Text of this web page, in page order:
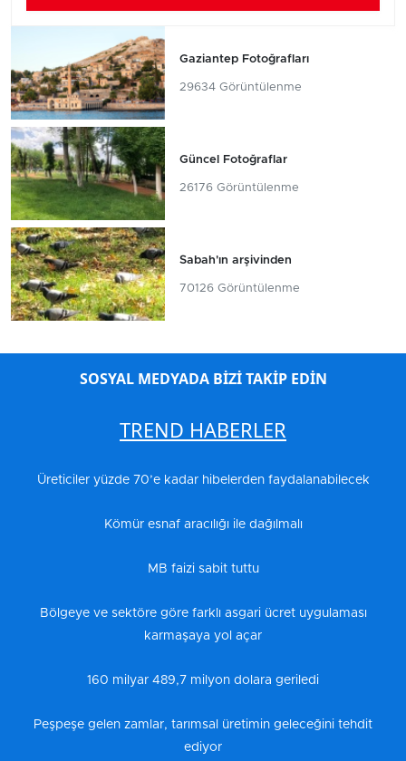
Gaziantep Fotoğrafları
29634 Görüntülenme
Güncel Fotoğraflar
26176 Görüntülenme
Sabah'ın arşivinden
70126 Görüntülenme
SOSYAL MEDYADA BİZİ TAKİP EDİN
TREND HABERLER
Üreticiler yüzde 70’e kadar hibelerden faydalanabilecek
Kömür esnaf aracılığı ile dağılmalı
MB faizi sabit tuttu
Bölgeye ve sektöre göre farklı asgari ücret uygulaması
karmaşaya yol açar
160 milyar 489,7 milyon dolara geriledi
Peşpeşe gelen zamlar, tarımsal üretimin geleceğini tehdit
ediyor